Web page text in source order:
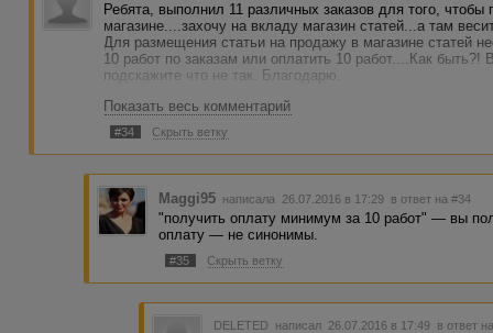
Ребята, выполнил 11 различных заказов для того, чтобы
магазине....захочу на вкладу магазин статей...а там
Для размещения статьи на продажу в магазине статей
10 работ по заказам или оплатить 10 работ....Как
подскажите что не так. Благодарю.
Показать весь комментарий
#34 Скрыть ветку
Maggi95 написала 26.07.2016 в 17:29 в ответ на #34
"получить оплату минимум за 10 работ" — вы
оплату — не синонимы.
#35 Скрыть ветку
DELETED написал 26.07.2016 в 17:49 в ответ